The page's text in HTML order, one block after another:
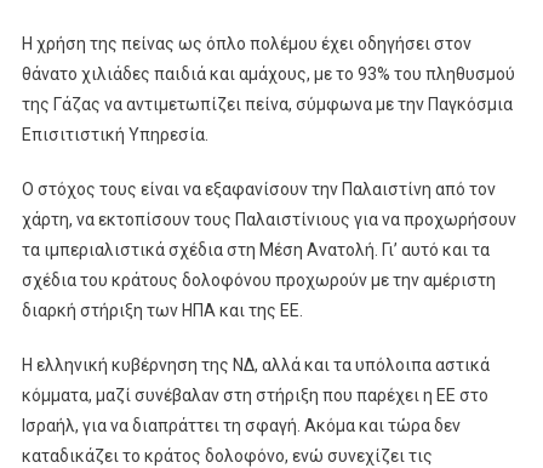
Η χρήση της πείνας ως όπλο πολέμου έχει οδηγήσει στον
θάνατο χιλιάδες παιδιά και αμάχους, με το 93% του πληθυσμού
της Γάζας να αντιμετωπίζει πείνα, σύμφωνα με την Παγκόσμια
Επισιτιστική Υπηρεσία.
Ο στόχος τους είναι να εξαφανίσουν την Παλαιστίνη από τον
χάρτη, να εκτοπίσουν τους Παλαιστίνιους για να προχωρήσουν
τα ιμπεριαλιστικά σχέδια στη Μέση Ανατολή. Γι’ αυτό και τα
σχέδια του κράτους δολοφόνου προχωρούν με την αμέριστη
διαρκή στήριξη των ΗΠΑ και της ΕΕ.
Η ελληνική κυβέρνηση της ΝΔ, αλλά και τα υπόλοιπα αστικά
κόμματα, μαζί συνέβαλαν στη στήριξη που παρέχει η ΕΕ στο
Ισραήλ, για να διαπράττει τη σφαγή. Ακόμα και τώρα δεν
καταδικάζει το κράτος δολοφόνο, ενώ συνεχίζει τις